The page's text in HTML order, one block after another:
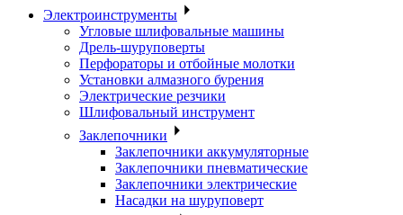
Электроинструменты
Угловые шлифовальные машины
Дрель-шуруповерты
Перфораторы и отбойные молотки
Установки алмазного бурения
Электрические резчики
Шлифовальный инструмент
Заклепочники
Заклепочники аккумуляторные
Заклепочники пневматические
Заклепочники электрические
Насадки на шуруповерт